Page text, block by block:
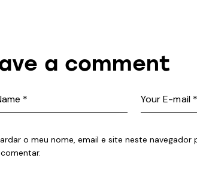
a comment
o meu nome, email e site neste navegador